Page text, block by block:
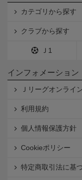
カテゴリから探す
クラブから探す
Ｊ1
インフォメーション
Ｊリーグオンライ
利用規約
個人情報保護方針
Cookieポリシー
特定商取引法に基